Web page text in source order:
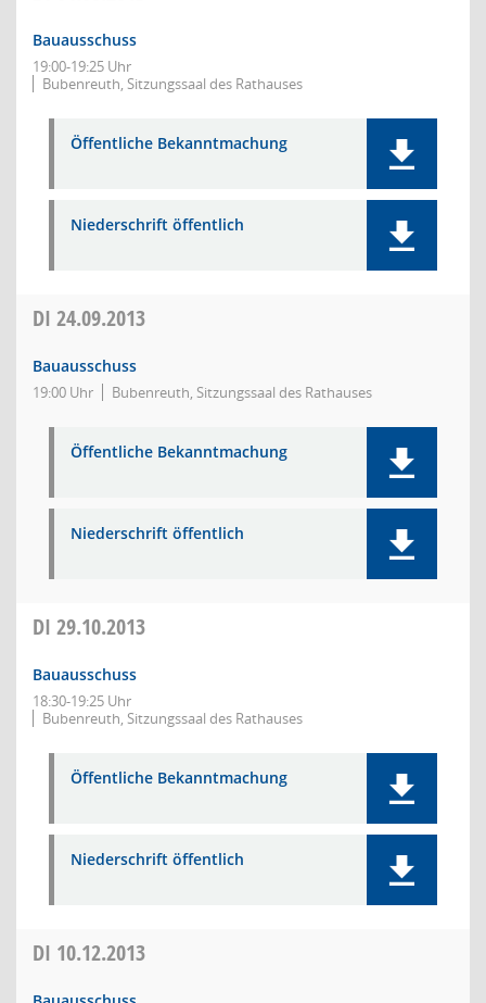
Bauausschuss
19:00-19:25 Uhr
Bubenreuth, Sitzungssaal des Rathauses
Öffentliche Bekanntmachung
Niederschrift öffentlich
DI 24.09.2013
Bauausschuss
19:00 Uhr Bubenreuth, Sitzungssaal des Rathauses
Öffentliche Bekanntmachung
Niederschrift öffentlich
DI 29.10.2013
Bauausschuss
18:30-19:25 Uhr
Bubenreuth, Sitzungssaal des Rathauses
Öffentliche Bekanntmachung
Niederschrift öffentlich
DI 10.12.2013